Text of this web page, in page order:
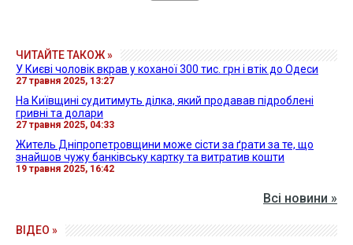
ЧИТАЙТЕ ТАКОЖ »
У Києві чоловік вкрав у коханої 300 тис. грн і втік до Одеси
27 травня 2025, 13:27
На Київщині судитимуть ділка, який продавав підроблені
гривні та долари
27 травня 2025, 04:33
Житель Дніпропетровщини може сісти за ґрати за те, що
знайшов чужу банківську картку та витратив кошти
19 травня 2025, 16:42
Всі новини »
ВІДЕО »